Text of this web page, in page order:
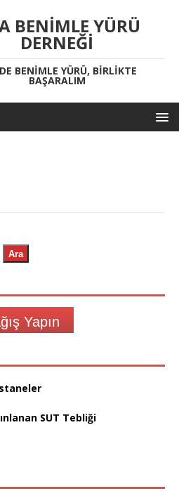
BENIMLE YÜRÜ
DERNEĞI
BENIMLE YÜRÜ, BIRLIKTE
BAŞARALIM
Ara
Yapın
SUT Tebliği